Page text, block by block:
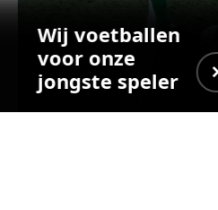
Wij voetballen
voor onze
jongste speler